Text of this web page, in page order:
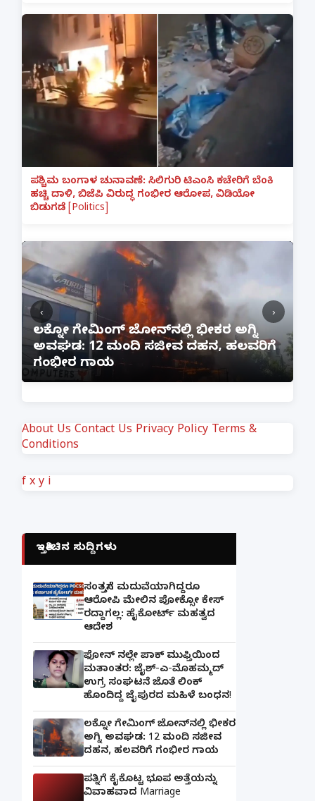
ಪಶ್ಚಿಮ ಬಂಗಾಳ ಚುನಾವಣೆ: ಸಿಲಿಗುರಿ ಟಿಎಂಸಿ ಕಚೇರಿಗೆ ಬೆಂಕಿ
ಹಚ್ಚಿ ದಾಳಿ, ಬಿಜೆಪಿ ವಿರುದ್ಧ ಗಂಭೀರ ಆರೋಪ, ವಿಡಿಯೋ
ಬಿಡುಗಡೆ [Politics]
ಲಕ್ನೋ ಗೇಮಿಂಗ್ ಜೋನ್‌ನಲ್ಲಿ ಭೀಕರ ಅಗ್ನಿ
ಅವಘಡ: 12 ಮಂದಿ ಸಜೀವ ದಹನ, ಹಲವರಿಗೆ
ಗಂಭೀರ ಗಾಯ
‹ ›
About Us Contact Us Privacy Policy Terms &
Conditions
f x y i
ಇತ್ತೀಚಿನ ಸುದ್ದಿಗಳು
ಸಂತ್ರಸ್ತೆಗೆ ಮದುವೆಯಾಗಿದ್ದರೂ
ಆರೋಪಿ ಮೇಲಿನ ಪೋಕ್ಸೋ ಕೇಸ್
ರದ್ದಾಗಲ್ಲ: ಹೈಕೋರ್ಟ್ ಮಹತ್ವದ
ಆದೇಶ
ಫೋನ್ ನಲ್ಲೇ ಪಾಕ್ ಮುಫ್ತಿಯಿಂದ
ಮತಾಂತರ: ಜೈಶ್-ಎ-ಮೊಹಮ್ಮದ್
ಉಗ್ರ ಸಂಘಟನೆ ಜೊತೆ ಲಿಂಕ್
ಹೊಂದಿದ್ದ ಜೈಪುರದ ಮಹಿಳೆ ಬಂಧನ!
ಲಕ್ನೋ ಗೇಮಿಂಗ್ ಜೋನ್‌ನಲ್ಲಿ ಭೀಕರ
ಅಗ್ನಿ ಅವಘಡ: 12 ಮಂದಿ ಸಜೀವ
ದಹನ, ಹಲವರಿಗೆ ಗಂಭೀರ ಗಾಯ
ಪತ್ನಿಗೆ ಕೈಕೊಟ್ಟ ಭೂಪ ಅತ್ತೆಯನ್ನು
ವಿವಾಹವಾದ Marriage